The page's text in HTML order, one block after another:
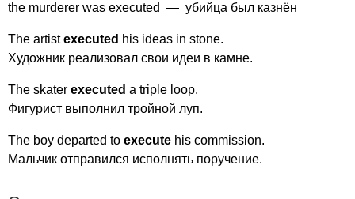
the murderer was executed — убийца был казнён
The artist executed his ideas in stone.
Художник реализовал свои идеи в камне.
The skater executed a triple loop.
Фигурист выполнил тройной луп.
The boy departed to execute his commission.
Мальчик отправился исполнять поручение.